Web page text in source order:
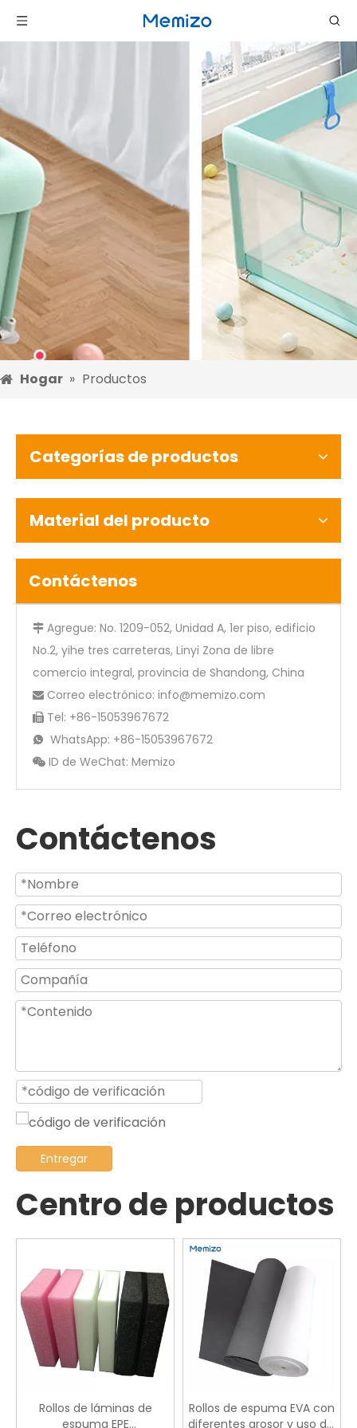
Hogar » Productos
Categorías de productos
Material del producto
Contáctenos
 Agregue: No. 1209-052, Unidad A, 1er piso, edificio
No.2, yihe tres carreteras, Linyi Zona de libre
comercio integral, provincia de Shandong, China
 Correo electrónico: info@memizo.com
 Tel: +86-15053967672
 WhatsApp: +86-15053967672
 ID de WeChat: Memizo
Contáctenos
Entregar
Centro de productos
Rollos de láminas de
espuma EPE
Rollos de espuma EVA con
diferentes grosor y uso del